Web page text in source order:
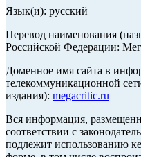
Язык(и): русский
Перевод наименования
Российской Федерации:
Доменное имя сайта в
телекоммуникационной
издания): megacritic.ru
Вся информация,
соответствии с
подлежит использованию